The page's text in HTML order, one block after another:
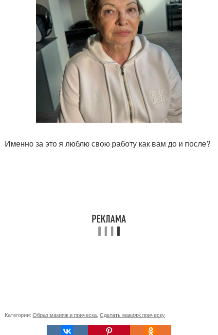
Именно за это я люблю свою работу как вам до и после?
Категории: Образ макияж и прическа Сделать макияж прическу